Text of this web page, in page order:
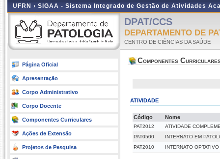
UFRN › SIGAA - Sistema Integrado de Gestão de Atividades
Página Oficial
Apresentação
Corpo Administrativo
Corpo Docente
Componentes Curriculares
Ações de Extensão
Projetos de Pesquisa
DPAT/CCS
DEPARTAMENTO DE
CENTRO DE CIÊNCIAS DA SAÚDE
Componentes
ATIVIDADE
Código Nome
PAT2012
ATIVIDADE
PAT0500
INTERNATO EM
PAT2010
INTERNATO